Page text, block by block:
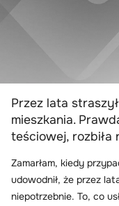
Przez lata
mieszkania.
teściowej, rozbiła
Zamarłam, kiedy
udowodnił, że przez
niepotrzebnie. To, co